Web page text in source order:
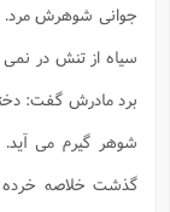
جوانی شوهرش مرد.
سیاه از تنش در
برد مادرش گفت:
شوهر گیرم می
گذشت خلاصه